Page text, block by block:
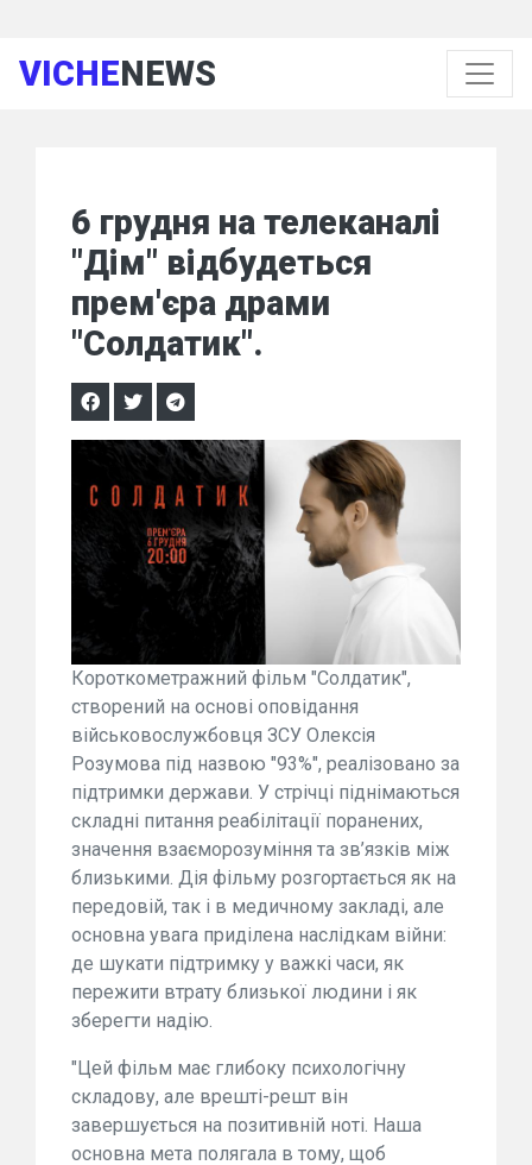
VICHENEWS
6 грудня на телеканалі
"Дім" відбудеться
прем'єра драми
"Солдатик".
Короткометражний фільм "Солдатик",
створений на основі оповідання
військовослужбовця ЗСУ Олексія
Розумова під назвою "93%", реалізовано за
підтримки держави. У стрічці піднімаються
складні питання реабілітації поранених,
значення взаєморозуміння та зв’язків між
близькими. Дія фільму розгортається як на
передовій, так і в медичному закладі, але
основна увага приділена наслідкам війни:
де шукати підтримку у важкі часи, як
пережити втрату близької людини і як
зберегти надію.
"Цей фільм має глибоку психологічну
складову, але врешті-решт він
завершується на позитивній ноті. Наша
основна мета полягала в тому, щоб